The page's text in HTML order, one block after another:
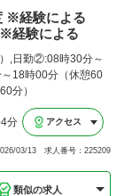
※経験による
※経験による
,日勤②:08時30分～
18時00分（休憩60
分）
分 アクセス
03/13 求人番号：225209
類似の求人